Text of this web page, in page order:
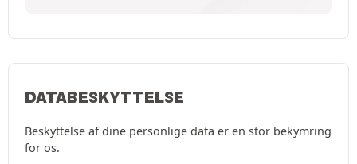
DATABESKYTTELSE
Beskyttelse af dine personlige data er en stor bekymring
for os.